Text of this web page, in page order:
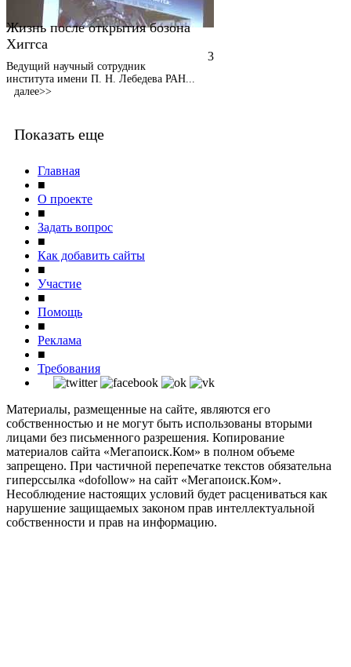
Жизнь после открытия бозона
Хиггса
3
Ведущий научный сотрудник
института имени П. Н. Лебедева РАН
далее>>
Показать еще
Главная
■
О проекте
■
Задать вопрос
■
Как добавить сайты
■
Участие
■
Помощь
■
Реклама
■
Требования
Материалы, размещенные на сайте, являются его
собственностью и не могут быть использованы вторыми
лицами без письменного разрешения. Копирование
материалов сайта «Мегапоиск.Ком» в полном объеме
запрещено. При частичной перепечатке текстов обязательна
гиперссылка «dofollow» на сайт «Мегапоиск.Ком».
Несоблюдение настоящих условий будет расцениваться как
нарушение защищаемых законом прав интеллектуальной
собственности и прав на информацию.